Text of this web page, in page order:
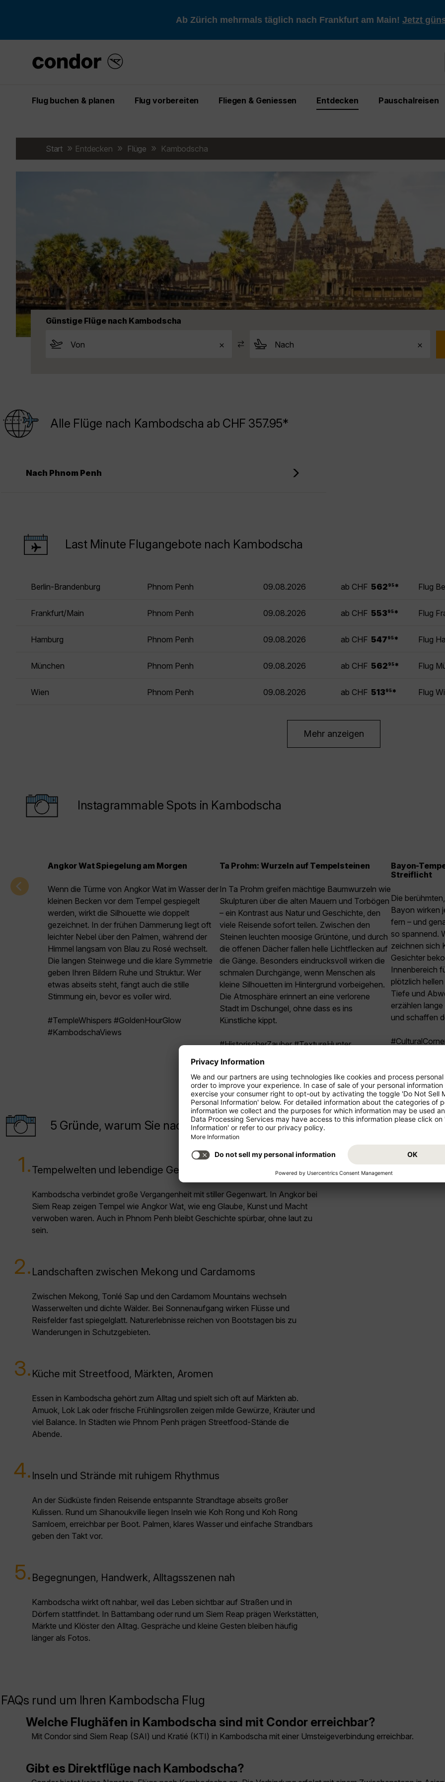
Ab Zürich mehrmals täglich nach Frankfurt am Main! Jetzt
Flug buchen & planen Flug vorbereiten Fliegen & Geniessen Entdecken Pauschalreisen
Start Entdecken Flüge Kambodscha
Günstige Flüge nach Kambodscha
Alle Flüge nach Kambodscha ab CHF 357.95*
Nach Phnom Penh
Last Minute Flugangebote nach Kambodscha
Berlin-Brandenburg Phnom Penh 09.08.2026 ab CHF 562 95 * Flug
Frankfurt/Main Phnom Penh 09.08.2026 ab CHF 553 95 * Flug
Hamburg Phnom Penh 09.08.2026 ab CHF 547 95 * Flug
München Phnom Penh 09.08.2026 ab CHF 562 95 * Flug
Wien Phnom Penh 09.08.2026 ab CHF 513 95 * Flug
Mehr anzeigen
Instagrammable Spots in Kambodscha
Angkor Wat Spiegelung am Morgen
Wenn die Türme von Angkor Wat im Wasser der
kleinen Becken vor dem Tempel gespiegelt
werden, wirkt die Silhouette wie doppelt
gezeichnet. In der frühen Dämmerung liegt oft
leichter Nebel über den Palmen, während der
Himmel langsam von Blau zu Rosé wechselt.
Die langen Steinwege und die klare Symmetrie
geben Ihren Bildern Ruhe und Struktur. Wer
etwas abseits steht, fängt auch die stille
Stimmung ein, bevor es voller wird.
#TempleWhispers #GoldenHourGlow
#KambodschaViews
Ta Prohm: Wurzeln auf Tempelsteinen
In Ta Prohm greifen mächtige Baumwurzeln wie
Skulpturen über die alten Mauern und Torbögen
– ein Kontrast aus Natur und Geschichte, den
viele Reisende sofort teilen. Zwischen den
Steinen leuchten moosige Grüntöne, und durch
die offenen Dächer fallen helle Lichtflecken auf
die Gänge. Besonders eindrucksvoll wirken die
schmalen Durchgänge, wenn Menschen als
kleine Silhouetten im Hintergrund vorbeigehen.
Die Atmosphäre erinnert an eine verlorene
Stadt im Dschungel, ohne dass es ins
Künstliche kippt.
#HistorischerZauber #TextureHunter
#HiddenGemsAsia
Bayon-
Streiflicht
Die
Bayon wirken
fern – und
so spannend.
zeichnen sich
Gesichter
Innenbereich
plötzlich
Tiefe und
erzählen
und schaffen
5 Gründe, warum Sie nach Kambodscha reisen sollten
1.Tempelwelten und lebendige Geschichte pur
Kambodscha verbindet große Vergangenheit mit stiller Gegenwart. In Angkor bei
Siem Reap zeigen Tempel wie Angkor Wat, wie eng Glaube, Kunst und Macht
verwoben waren. Auch in Phnom Penh bleibt Geschichte spürbar, ohne laut zu
sein.
2. Landschaften zwischen Mekong und Cardamoms
Zwischen Mekong, Tonlé Sap und den Cardamom Mountains wechseln
Wasserwelten und dichte Wälder. Bei Sonnenaufgang wirken Flüsse und
Reisfelder fast spiegelglatt. Naturerlebnisse reichen von Bootstagen bis zu
Wanderungen in Schutzgebieten.
3. Küche mit Streetfood, Märkten, Aromen
Essen in Kambodscha gehört zum Alltag und spielt sich oft auf Märkten ab.
Amuok, Lok Lak oder frische Frühlingsrollen zeigen milde Gewürze, Kräuter und
viel Balance. In Städten wie Phnom Penh prägen Streetfood-Stände die
Abende.
4. Inseln und Strände mit ruhigem Rhythmus
An der Südküste finden Reisende entspannte Strandtage abseits großer
Kulissen. Rund um Sihanoukville liegen Inseln wie Koh Rong und Koh Rong
Samloem, erreichbar per Boot. Palmen, klares Wasser und einfache Strandbars
geben den Takt vor.
5. Begegnungen, Handwerk, Alltagsszenen nah
Kambodscha wirkt oft nahbar, weil das Leben sichtbar auf Straßen und in
Dörfern stattfindet. In Battambang oder rund um Siem Reap prägen Werkstätten,
Märkte und Klöster den Alltag. Gespräche und kleine Gesten bleiben häufig
länger als Fotos.
FAQs rund um Ihren Kambodscha Flug
Welche Flughäfen in Kambodscha sind mit Condor erreichbar?
Mit Condor sind Siem Reap (SAI) und Kratié (KTI) in Kambodscha mit einer Umsteigeverbindung erreichbar.
Gibt es Direktflüge nach Kambodscha?